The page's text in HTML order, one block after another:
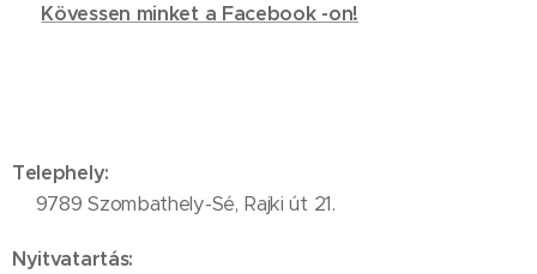
Kövessen minket a Facebook -on!
Telephely:
📍9789 Szombathely-Sé, Rajki út 21.
Nyitvatartás: